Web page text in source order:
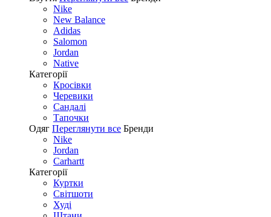
Nike
New Balance
Adidas
Salomon
Jordan
Native
Категорії
Кросівки
Черевики
Сандалі
Tапочки
Одяг Переглянути все Бренди
Nike
Jordan
Carhartt
Категорії
Куртки
Світшоти
Худі